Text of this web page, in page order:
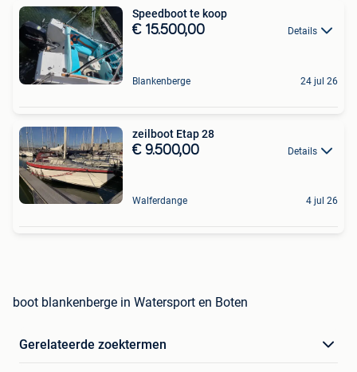
Speedboot te koop
€ 15.500,00 Details
Blankenberge 24 jul 26
zeilboot Etap 28
€ 9.500,00 Details
Walferdange 4 jul 26
boot blankenberge in Watersport en Boten
Gerelateerde zoektermen